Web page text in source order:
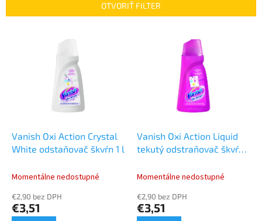
i
OTVORIŤ FILTER
Vanish Oxi Action Crystal
White odstaňovač škvŕn 1 l
Momentálne nedostupné
€2,90 bez DPH
€3,51
Vanish Oxi Action Liquid
tekutý odstraňovač škvŕn 1
Momentálne nedostupné
€2,90 bez DPH
€3,51